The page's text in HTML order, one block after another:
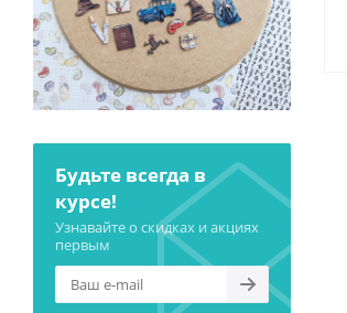
Будьте всегда в
курсе!
Узнавайте о скидках и акциях
первым